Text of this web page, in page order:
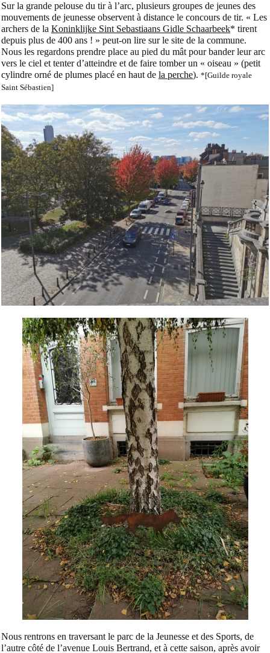
Sur la grande pelouse du tir à l’arc, plusieurs groupes de jeunes des
mouvements de jeunesse observent à distance le concours de tir. « Les
archers de la Koninklijke Sint Sebastiaans Gidle Schaarbeek* tirent
depuis plus de 400 ans ! » peut-on lire sur le site de la commune.
Nous les regardons prendre place au pied du mât pour bander leur arc
vers le ciel et tenter d’atteindre et de faire tomber un « oiseau » (petit
cylindre orné de plumes placé en haut de la perche). *[Guilde royale
Saint Sébastien]
Nous rentrons en traversant le parc de la Jeunesse et des Sports, de
l’autre côté de l’avenue Louis Bertrand, et à cette saison, après avoir